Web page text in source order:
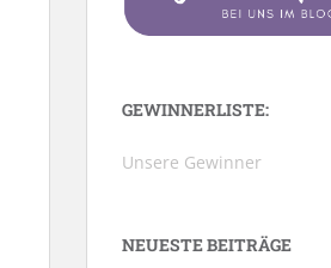
GEWINNERLISTE:
Unsere Gewinner
NEUESTE BEITRÄGE